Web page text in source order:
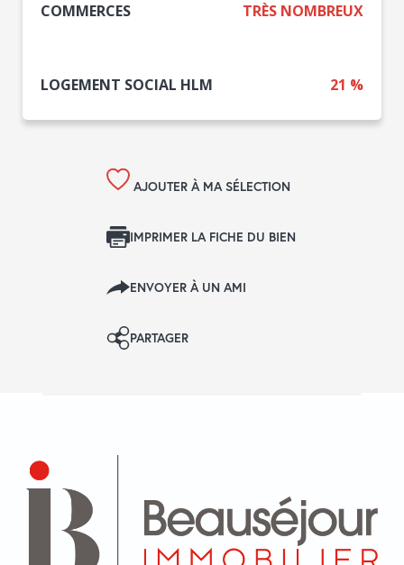
COMMERCES TRÈS NOMBREUX
LOGEMENT SOCIAL HLM 21 %
AJOUTER À MA SÉLECTION
IMPRIMER LA FICHE DU BIEN
ENVOYER À UN AMI
PARTAGER